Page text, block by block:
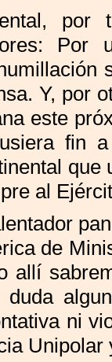
Y, por
este
fin
al
de
allí
ni
Unipolar